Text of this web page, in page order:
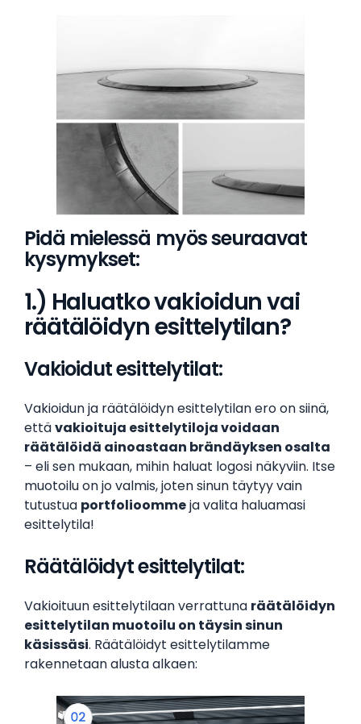
Pidä mielessä myös seuraavat
kysymykset:
1.) Haluatko vakioidun vai
räätälöidyn esittelytilan?
Vakioidut esittelytilat:
Vakioidun ja räätälöidyn esittelytilan ero on siinä,
ettävakioituja esittelytiloja voidaan
räätälöidä ainoastaan brändäyksen osalta
– eli sen mukaan, mihin haluat logosi näkyviin. Itse
muotoilu on jo valmis, joten sinun täytyy vain
tutustua portfolioommeja valita haluamasi
esittelytila!
Räätälöidyt esittelytilat:
Vakioituun esittelytilaan verrattuna räätälöidyn
esittelytilan muotoilu on täysin sinun
käsissäsi. Räätälöidyt esittelytilamme
rakennetaan alusta alkaen: